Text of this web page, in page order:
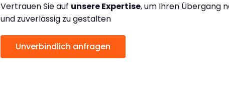
Vertrauen Sie auf unsere Expertise, um Ihren Übergang
und zuverlässig zu gestalten
Unverbindlich anfragen